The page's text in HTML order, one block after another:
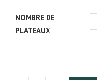
NOMBRE DE
PLATEAUX